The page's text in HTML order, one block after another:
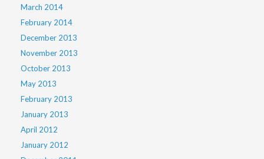
March 2014
February 2014
December 2013
November 2013
October 2013
May 2013
February 2013
January 2013
April 2012
January 2012